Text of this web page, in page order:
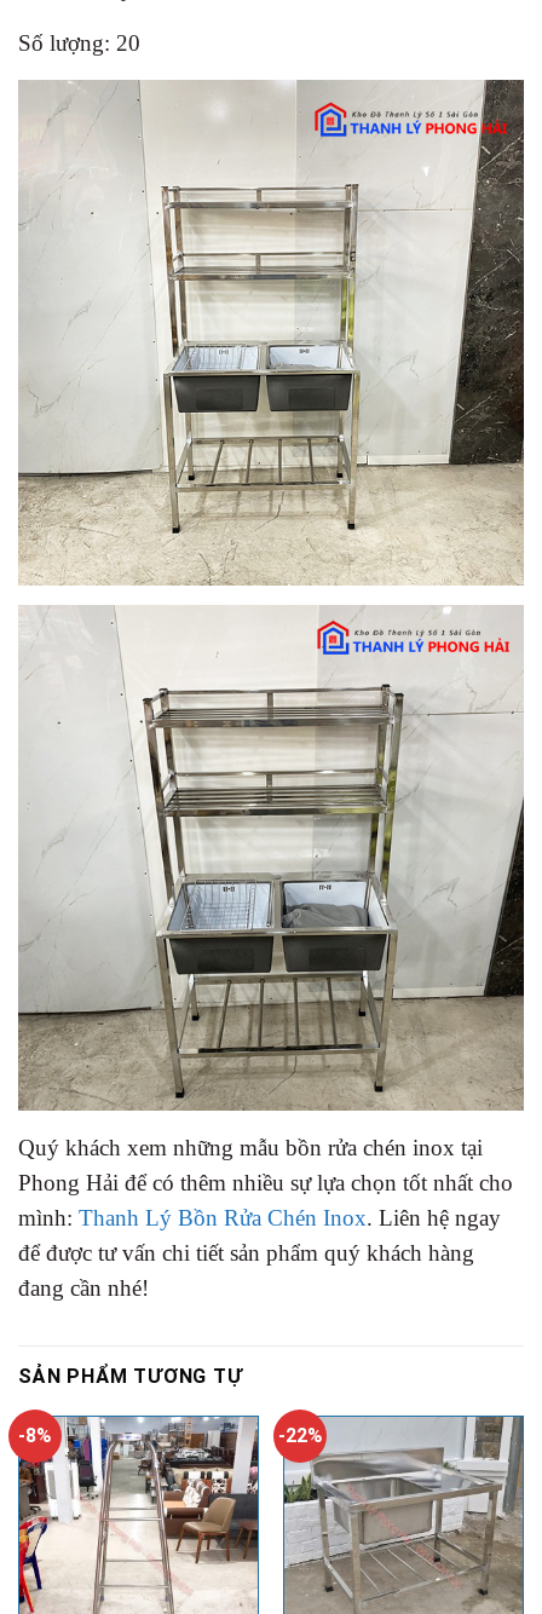
Số lượng: 20
Quý khách xem những mẫu bồn rửa chén inox tại
Phong Hải để có thêm nhiều sự lựa chọn tốt nhất cho
mình: Thanh Lý Bồn Rửa Chén Inox. Liên hệ ngay
để được tư vấn chi tiết sản phẩm quý khách hàng
đang cần nhé!
SẢN PHẨM TƯƠNG TỰ
-8% -22%